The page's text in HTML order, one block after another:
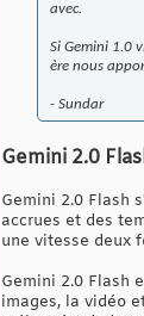
avec.
Si Gemini 1.0
ère nous
- Sundar
Gemini 2.0
Gemini 2.0 Flash
accrues et des
une vitesse deux
Gemini 2.0 Flash
images, la vidéo